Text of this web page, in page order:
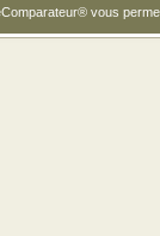
vous